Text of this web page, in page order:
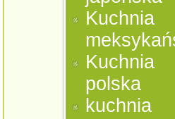
Kuchnia
Kuchnia
polska
kuchnia